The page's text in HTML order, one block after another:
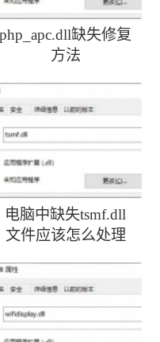
php_apc.dll缺失修复
方法
电脑中缺失tsmf.dll
文件应该怎么处理